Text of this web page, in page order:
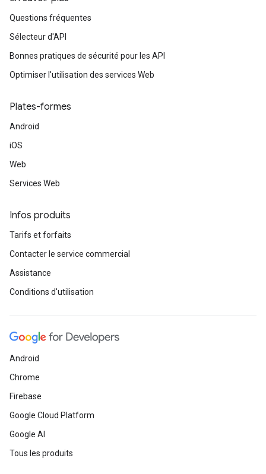
Questions fréquentes
Sélecteur d'API
Bonnes pratiques de sécurité pour les API
Optimiser l'utilisation des services Web
Plates-formes
Android
iOS
Web
Services Web
Infos produits
Tarifs et forfaits
Contacter le service commercial
Assistance
Conditions d'utilisation
Android
Chrome
Firebase
Google Cloud Platform
Google AI
Tous les produits